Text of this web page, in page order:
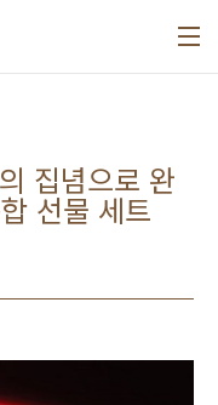
집념으로 완
선물 세트